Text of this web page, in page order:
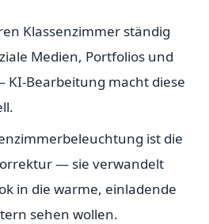
Klassenzimmer ständig
Medien, Portfolios und
Bearbeitung macht diese
ist die
— sie verwandelt
in die warme, einladende
sehen wollen.